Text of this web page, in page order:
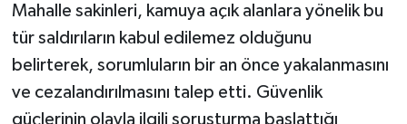
Mahalle sakinleri, kamuya açık alanlara yönelik bu
tür saldırıların kabul edilemez olduğunu
belirterek, sorumluların bir an önce yakalanmasını
ve cezalandırılmasını talep etti. Güvenlik
güçlerinin olayla ilgili soruşturma başlattığı